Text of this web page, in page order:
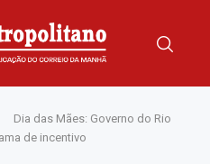
Dia das Mães: Governo do Rio
de incentivo